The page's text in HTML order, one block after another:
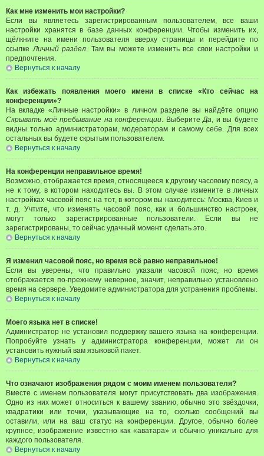
Как мне изменить мои настройки?
Если вы являетесь зарегистрированным пользователем, все ваши
настройки хранятся в базе данных конференции. Чтобы изменить их,
щёлкните на имени пользователя вверху страницы и перейдите по
ссылкеЛичный раздел. Там вы можете изменить все свои настройки и
предпочтения.
Вернуться к началу
Как избежать появления моего имени в списке «Кто сейчас на
конференции»?
На вкладке «Личные настройки» в личном разделе вы найдёте опцию
Скрывать моё пребывание на конференции. ВыберитеДа, и вы будете
видны только администраторам, модераторам и самому себе. Для всех
остальных вы будете скрытым пользователем.
Вернуться к началу
На конференции неправильное время!
Возможно, отображается время, относящееся к другому часовому поясу, а
не к тому, в котором находитесь вы. В этом случае измените в личных
настройках часовой пояс на тот, в котором вы находитесь: Москва, Киев и
т. д. Учтите, что изменять часовой пояс, как и большинство настроек,
могут только зарегистрированные пользователи. Если вы не
зарегистрированы, то сейчас удачный момент сделать это.
Вернуться к началу
Я изменил часовой пояс, но время всё равно неправильное!
Если вы уверены, что правильно указали часовой пояс, но время
отображается по-прежнему неверное, значит, неправильно установлено
время на сервере. Уведомите администратора для устранения проблемы.
Вернуться к началу
Моего языка нет в списке!
Администратор не установил поддержку вашего языка на конференции.
Попробуйте узнать у администратора конференции, может ли он
установить нужный вам языковой пакет.
Вернуться к началу
Что означают изображения рядом с моим именем пользователя?
Вместе с именем пользователя могут присутствовать два изображения.
Одно из них может относиться к вашему званию, обычно это звёздочки,
квадратики или точки, указывающие на то, сколько сообщений вы
оставили, или на ваш статус на конференции. Другое, обычно более
крупное, изображение известно как «аватара» и обычно уникально для
каждого пользователя.
Вернуться к началу